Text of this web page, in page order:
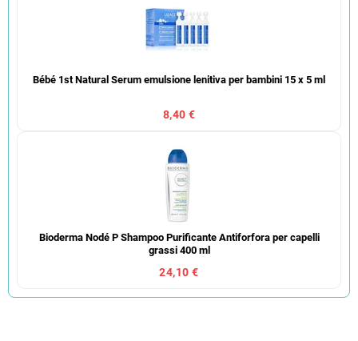
Bébé 1st Natural Serum emulsione lenitiva per bambini 15 x 5 ml
8,40 €
Bioderma Nodé P Shampoo Purificante Antiforfora per capelli
grassi 400 ml
24,10 €